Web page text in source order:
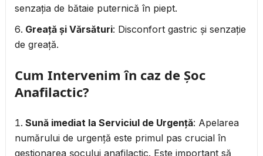
senzația de bătaie puternică în piept.
Greață și Vărsături: Disconfort gastric și senzație
de greață.
Cum Intervenim în caz de Șoc
Anafilactic?
Sună imediat la Serviciul de Urgență: Apelarea
numărului de urgență este primul pas crucial în
gestionarea șocului anafilactic. Este important să